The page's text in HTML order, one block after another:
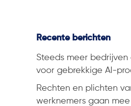
Recente berichten
Steeds meer bedrijven
voor gebrekkige AI-
Rechten en plichten
werknemers gaan